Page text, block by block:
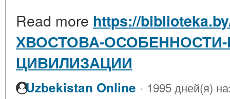
Read more https://
ХВОСТОВА-
ЦИВИЛИЗАЦИИ
Uzbekistan Online · 1995 дней(я)